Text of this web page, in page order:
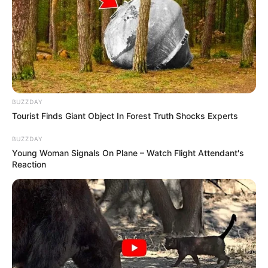
tingir a massa.
Imagem: www.mashiacrafts.com
5) Outra opção para armazenar a massa são
BUZZDAY
Tourist Finds Giant Object In Forest Truth Shocks Experts
BUZZDAY
Young Woman Signals On Plane – Watch Flight Attendant's
Reaction